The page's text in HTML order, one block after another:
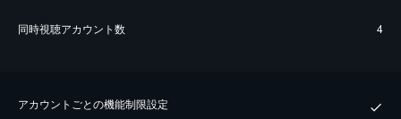
同時視聴アカウント数 4
アカウントごとの機能制限設定